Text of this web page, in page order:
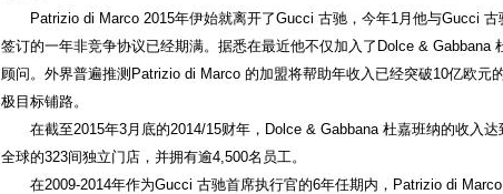
Patrizio di Marco 2015年伊始就离开了Gucci 古驰，今年1月他与Gucci 古
签订的一年非竞争协议已经期满。据悉在最近他不仅加入了Dolce & Gabbana
顾问。外界普遍推测Patrizio di Marco 的加盟将帮助年收入已经突破10亿欧元
极目标铺路。
在截至2015年3月底的2014/15财年，Dolce & Gabbana 杜嘉班纳的收入达
全球的323间独立门店，并拥有逾4,500名员工。
在2009-2014年作为Gucci 古驰首席执行官的6年任期内，Patrizio di